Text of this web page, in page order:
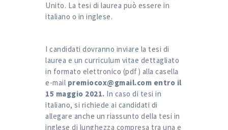
Unito. La tesi di laurea può essere in
italiano o in inglese.
I candidati dovranno inviare la tesi di
laurea e un curriculum vitae dettagliato
in formato elettronico (pdf) alla casella
e-mail premiocox@gmail.com entro il
15 maggio 2021. In caso di tesi in
italiano, si richiede ai candidati di
allegare anche un riassunto della tesi in
inglese di lunghezza compresa tra una e